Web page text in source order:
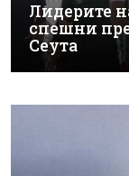
Лидерите
спешни
Сеута